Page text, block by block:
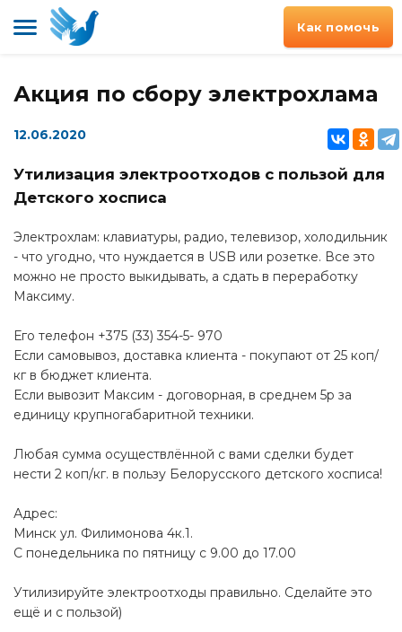
Как помочь
Акция по сбору электрохлама
12.06.2020
Утилизация электроотходов с пользой для
Детского хосписа
Электрохлам: клавиатуры, радио, телевизор, холодильник
- что угодно, что нуждается в USB или розетке. Все это
можно не просто выкидывать, а сдать в переработку
Максиму.
Его телефон +375 (33) 354-5- 970
Если самовывоз, доставка клиента - покупают от 25 коп/
кг в бюджет клиента.
Если вывозит Максим - договорная, в среднем 5р за
единицу крупногабаритной техники.
Любая сумма осуществлённой с вами сделки будет
нести 2 коп/кг. в пользу Белорусского детского хосписа!
Адрес:
Минск ул. Филимонова 4к.1.
С понедельника по пятницу с 9.00 до 17.00
Утилизируйте электроотходы правильно. Сделайте это
ещё и с пользой)